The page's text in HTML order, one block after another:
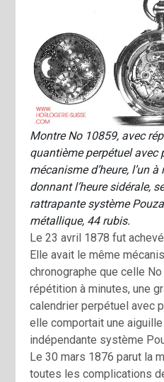
Montre No 10859, avec
quantième perpétuel avec
mécanisme d’heure, l’un à
donnant l’heure sidérale,
rattrapante système
métallique, 44 rubis.
Le 23 avril 1878 fut
Elle avait le même
chronographe que celle
répétition à minutes, une
calendrier perpétuel avec
elle comportait une
indépendante système
Le 30 mars 1876 parut la
toutes les complications